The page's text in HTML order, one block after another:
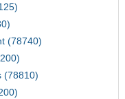
(78740)
(78810)